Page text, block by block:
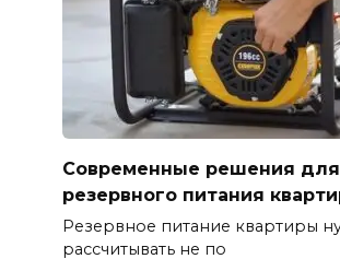
Современные решения для
резервного питания
Резервное питание квартиры
рассчитывать не по